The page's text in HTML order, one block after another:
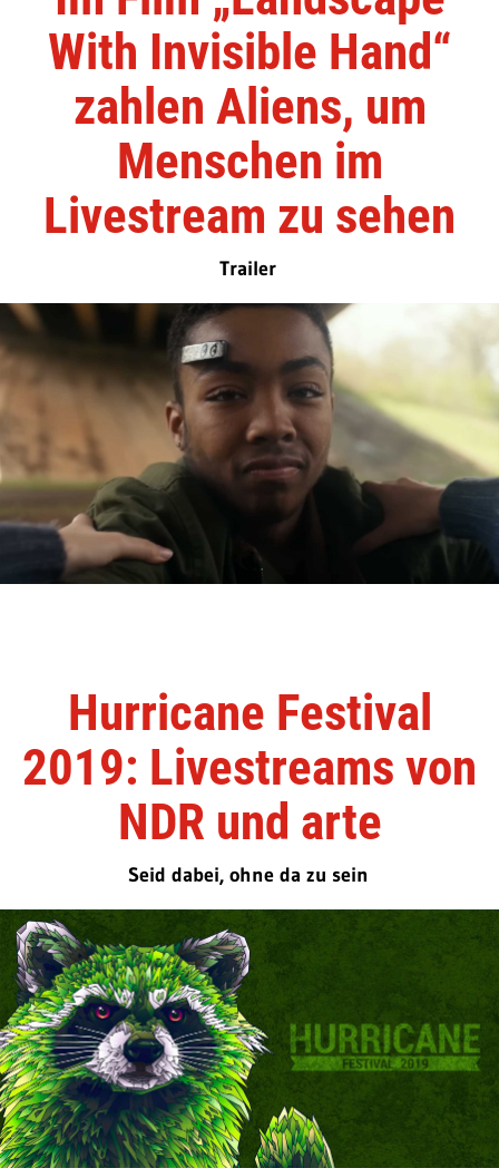
With Invisible Hand“
zahlen Aliens, um
Menschen im
Livestream zu sehen
Trailer
Hurricane Festival
2019: Livestreams von
NDR und arte
Seid dabei, ohne da zu sein